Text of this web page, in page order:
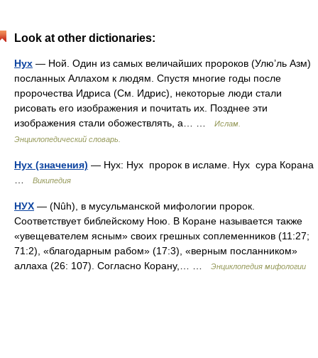
Look at other dictionaries:
Нух — Ной. Один из самых величайших пророков (Улю’ль Азм)
посланных Аллахом к людям. Спустя многие годы после
пророчества Идриса (См. Идрис), некоторые люди стали
рисовать его изображения и почитать их. Позднее эти
изображения стали обожествлять, а… …
Ислам.
Энциклопедический словарь.
Нух (значения) — Нух: Нух пророк в исламе. Нух сура Корана
Википедия
НУХ — (Nûh), в мусульманской мифологии пророк.
Соответствует библейскому Ною. В Коране называется также
«увещевателем ясным» своих грешных соплеменников (11:27;
71:2), «благодарным рабом» (17:3), «верным посланником»
аллаха (26: 107). Согласно Корану,… …
Энциклопедия мифологии